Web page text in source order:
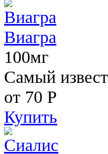
Виагра
100мг
Самый
от 70 Р
Купить